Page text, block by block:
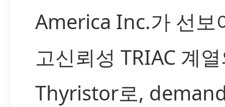
America Inc.가 선보
고신뢰성 TRIAC 계
Thyristor로,